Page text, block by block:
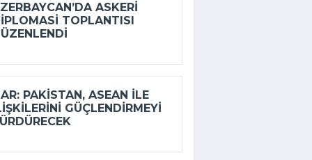
ASKERI
TOPLANTISI
PAKISTAN, ASEAN ILE
GÜÇLENDIRMEYI